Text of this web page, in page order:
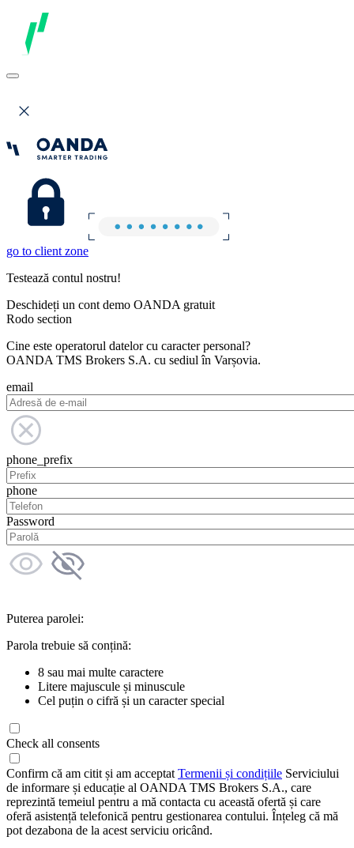
go to client zone
Testează contul nostru!
Deschideți un cont demo OANDA gratuit
Rodo section
Cine este operatorul datelor cu caracter personal?
OANDA TMS Brokers S.A. cu sediul în Varșovia.
email
phone_prefix
phone
Password
Puterea parolei:
Parola trebuie să conțină:
8 sau mai multe caractere
Litere majuscule și minuscule
Cel puțin o cifră și un caracter special
Check all consents
Confirm că am citit și am acceptat Termenii și condițiile Serviciului
de informare și educație al OANDA TMS Brokers S.A., care
reprezintă temeiul pentru a mă contacta cu această ofertă și care
oferă asistență telefonică pentru gestionarea contului. Înțeleg că mă
pot dezabona de la acest serviciu oricând.